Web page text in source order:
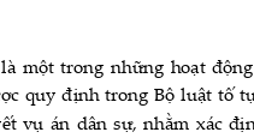
một trong những hoạt
quy định trong Bộ luật tố
vụ án dân sự, nhằm xác